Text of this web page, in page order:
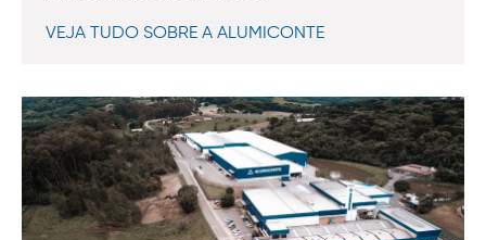
VEJA TUDO SOBRE A ALUMICONTE